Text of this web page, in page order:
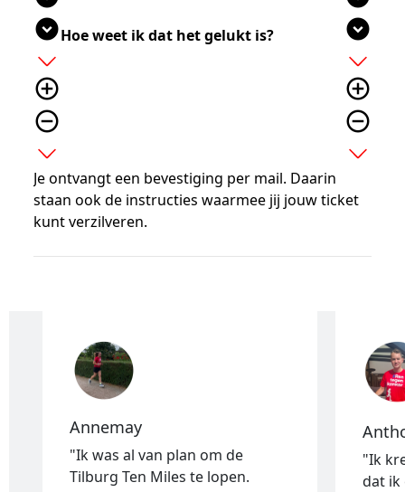
expand_circle_down
add
add_circle_outline
remove_circle_outline
expand_more
Hoe weet ik dat het gelukt is?
expand_circle_down
add
add_circle_outline
remove_circle_outline
expand_more
Je ontvangt een bevestiging per mail. Daarin
staan ook de instructies waarmee jij jouw ticket
kunt verzilveren.
Annemay
"Ik was al van plan om de
Tilburg Ten Miles te lopen.
"Ik
dat ik